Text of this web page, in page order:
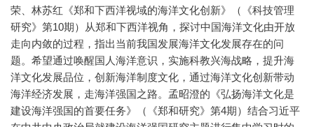
荣、林苏红《郑和下西洋视域的海洋文化创新》（《科技管理
研究》第10期）从郑和下西洋视角，探讨中国海洋文化由开放
走向内敛的过程，指出当前我国发展海洋文化发展存在的问
题。希望通过唤醒国人海洋意识，实施科教兴海战略，提升海
洋文化发展品位，创新海洋制度文化，通过海洋文化创新带动
海洋经济发展，走海洋强国之路。孟昭澄的《弘扬海洋文化是
建设海洋强国的首要任务》（《郑和研究》第4期）结合习近平